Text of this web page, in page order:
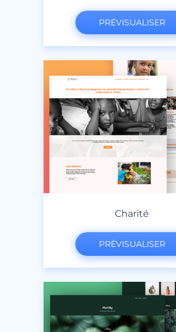
PRÉVISUALISER
Charité
PRÉVISUALISER